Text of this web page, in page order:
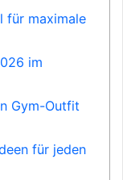
für maximale
im
Gym-Outfit
für jeden